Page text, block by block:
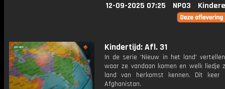
12-09-2025 07:25 NPO3
Kindertijd: Afl. 31
In de serie 'Nieuw in het land'
waar ze vandaan komen en welk liedje
land van herkomst kennen. Dit keer
Afghanistan.